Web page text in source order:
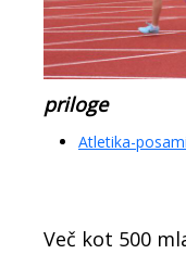
priloge
Atletika-
Več kot 500